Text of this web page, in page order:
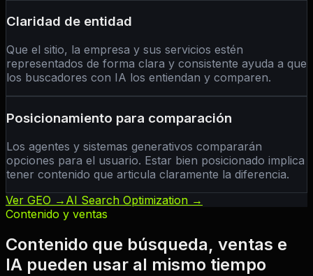
Claridad de entidad
Que el sitio, la empresa y sus servicios estén
representados de forma clara y consistente ayuda a que
los buscadores con IA los entiendan y comparen.
Posicionamiento para comparación
Los agentes y sistemas generativos compararán
opciones para el usuario. Estar bien posicionado implica
tener contenido que articula claramente la diferencia.
Ver GEO → AI Search Optimization →
Contenido y ventas
Contenido que búsqueda, ventas e
IA pueden usar al mismo tiempo